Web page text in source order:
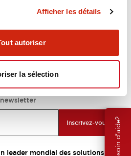
Afficher les détails
autoriser
la sélection
Besoin d'aide?
Inscrivez-vous
leader mondial des solutions